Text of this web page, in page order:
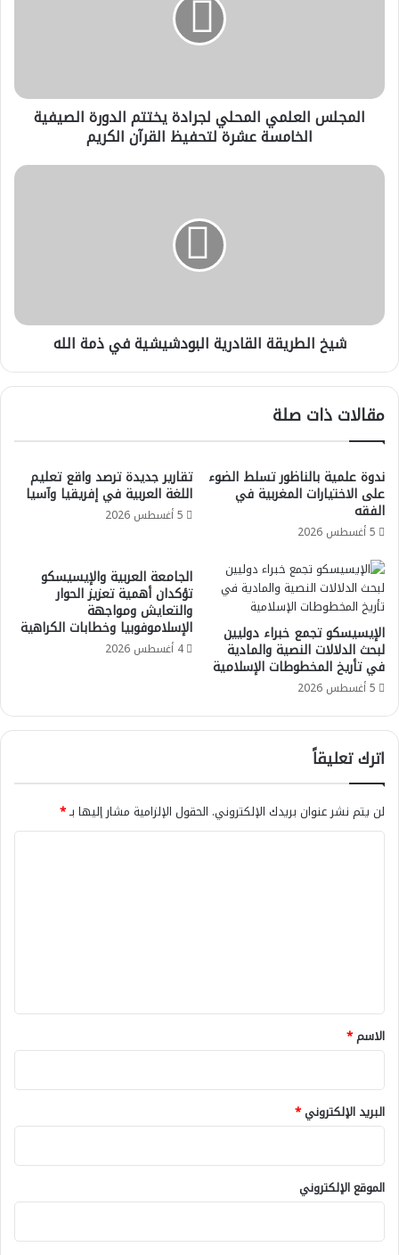
عشرة
لتحفيظ
المجلس العلمي المحلي لجرادة يختتم الدورة الصيفية
الخامسة عشرة لتحفيظ القرآن الكريم
شيخ
شيخ الطريقة القادرية البودشيشية في ذمة الله
مقالات ذات صلة
ندوة علمية بالناظور تسلط الضوء
على الاختيارات المغربية في
الفقه
5 أغسطس 2026
تقارير جديدة ترصد واقع تعليم
اللغة العربية في إفريقيا وآسيا
5 أغسطس 2026
الإيسيسكو تجمع خبراء دوليين
لبحث الدلالات النصية والمادية
في تأريخ المخطوطات الإسلامية
5 أغسطس 2026
الجامعة العربية والإيسيسكو
تؤكدان أهمية تعزيز الحوار
والتعايش ومواجهة
الإسلاموفوبيا وخطابات الكراهية
4 أغسطس 2026
اترك تعليقاً
لن يتم نشر عنوان بريدك الإلكتروني. الحقول الإلزامية مشار إليها بـ*
*
الاسم*
البريد الإلكتروني*
الموقع الإلكتروني